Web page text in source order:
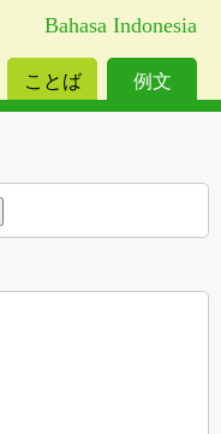
Bahasa Indonesia
ことば 例文